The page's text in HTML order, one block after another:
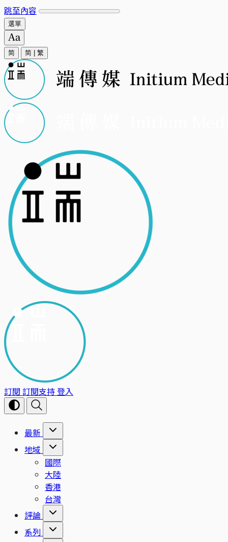
跳至內容
選單
简 简 繁
訂閱 訂閱支持登入
最新
地域
國際
大陸
香港
台灣
評論
系列